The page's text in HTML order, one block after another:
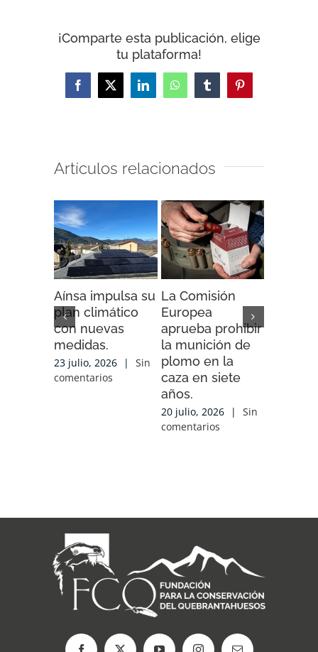
¡Comparte esta publicación, elige
tu plataforma!
Facebook
X LinkedInWhatsAppTumblrPinterest
Artículos relacionados
Aínsa impulsa su
plan climático
con nuevas
medidas.
23 julio, 2026 |
Sin
comentarios
La Comisión
Europea
aprueba prohibir
la munición de
plomo en la
caza en siete
años.
20 julio, 2026 |
Sin
comentarios